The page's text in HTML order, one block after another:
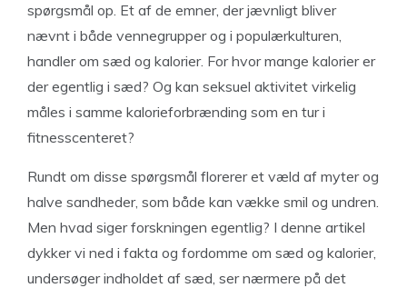
spørgsmål op. Et af de emner, der jævnligt bliver
nævnt i både vennegrupper og i populærkulturen,
handler om sæd og kalorier. For hvor mange kalorier er
der egentlig i sæd? Og kan seksuel aktivitet virkelig
måles i samme kalorieforbrænding som en tur i
fitnesscenteret?
Rundt om disse spørgsmål florerer et væld af myter og
halve sandheder, som både kan vække smil og undren.
Men hvad siger forskningen egentlig? I denne artikel
dykker vi ned i fakta og fordomme om sæd og kalorier,
undersøger indholdet af sæd, ser nærmere på det